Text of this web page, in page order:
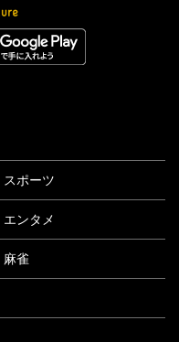
スポーツ
エンタメ
麻雀